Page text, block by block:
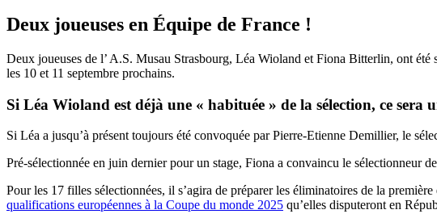
Deux joueuses en Équipe de France !
Deux joueuses de l’ A.S. Musau Strasbourg, Léa Wioland et Fiona Bitterlin, ont été
les 10 et 11 septembre prochains.
Si Léa Wioland est déjà une « habituée » de la sélection, ce
Si Léa a jusqu’à présent toujours été convoquée par Pierre-Etienne Demillier, le
Pré-sélectionnée en juin dernier pour un stage, Fiona a convaincu le sélectionneur
Pour les 17 filles sélectionnées, il s’agira de préparer les éliminatoires de la
qualifications européennes à la Coupe du monde 2025 qu’elles disputeront en